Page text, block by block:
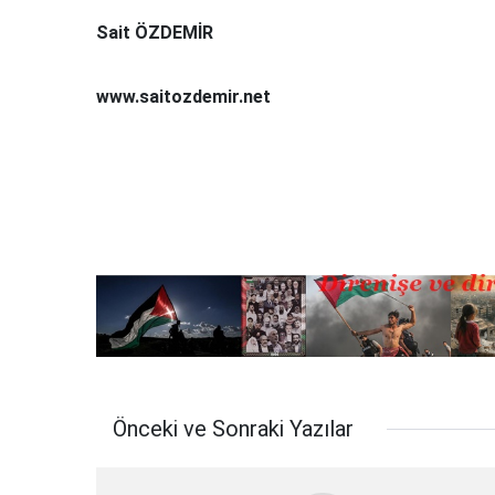
Sait ÖZDEMİR
www.saitozdemir.net
Önceki ve Sonraki Yazılar